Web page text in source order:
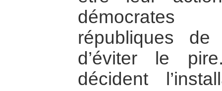
républiques
d’éviter le
décident